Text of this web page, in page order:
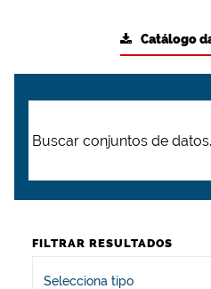
Catálogo
FILTRAR RESULTADOS
Selecciona tipo